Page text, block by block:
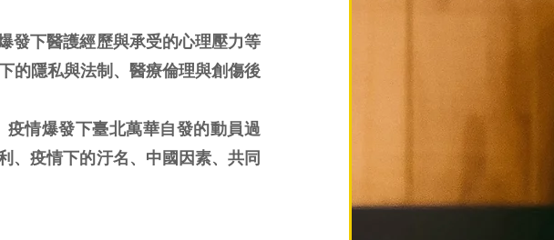
發下醫護經歷與承受的心理壓力等
的隱私與法制、醫療倫理與創傷後
情爆發下臺北萬華自發的動員過
、疫情下的汙名、中國因素、共同